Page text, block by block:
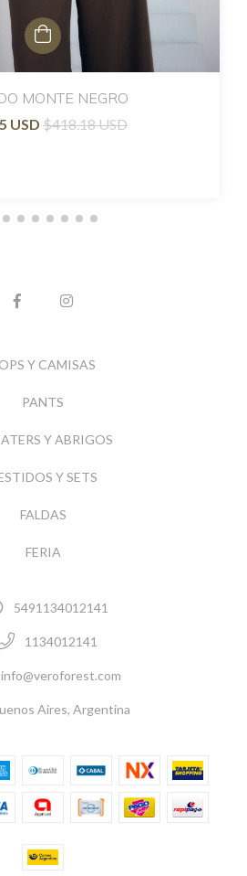
MONTE NEGRO
USD $418.18 USD
Y CAMISAS
PANTS
Y ABRIGOS
Y SETS
FALDAS
FERIA
5491134012141
1134012141
info@veroforest.com
Aires, Argentina